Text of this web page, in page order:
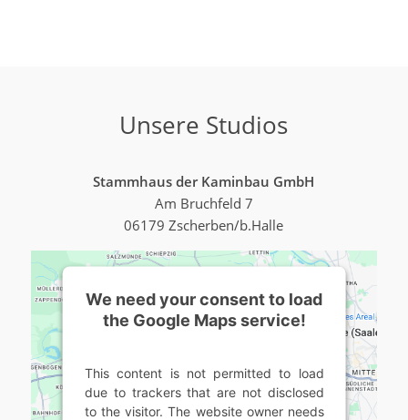
Unsere Studios
Stammhaus der Kaminbau GmbH
Am Bruchfeld 7
06179 Zscherben/b.Halle
We need your consent to load
the Google Maps service!
This content is not permitted to load
due to trackers that are not disclosed
to the visitor. The website owner needs